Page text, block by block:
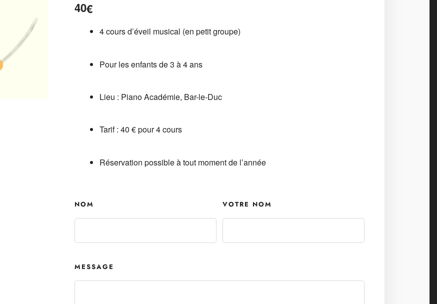
40€
4 cours d’éveil musical (en petit groupe)
Pour les enfants de 3 à 4 ans
Lieu : Piano Académie, Bar-le-Duc
Tarif : 40 € pour 4 cours
Réservation possible à tout moment de l’année
NOM VOTRE NOM
MESSAGE